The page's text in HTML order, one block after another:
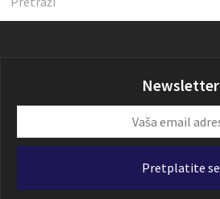
Newsletter
email
Pretplatite se